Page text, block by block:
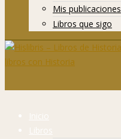
Mis publicaciones
Libros que sigo
Inicio
Libros